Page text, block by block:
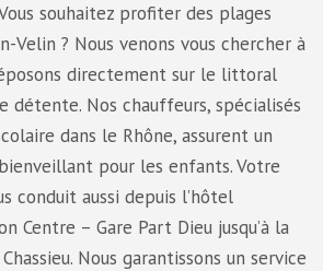
souhaitez profiter des plages
Velin ? Nous venons vous chercher à
directement sur le littoral
détente. Nos chauffeurs, spécialisés
dans le Rhône, assurent un
pour les enfants. Votre
conduit aussi depuis l’hôtel
Centre – Gare Part Dieu jusqu’à la
Nous garantissons un service